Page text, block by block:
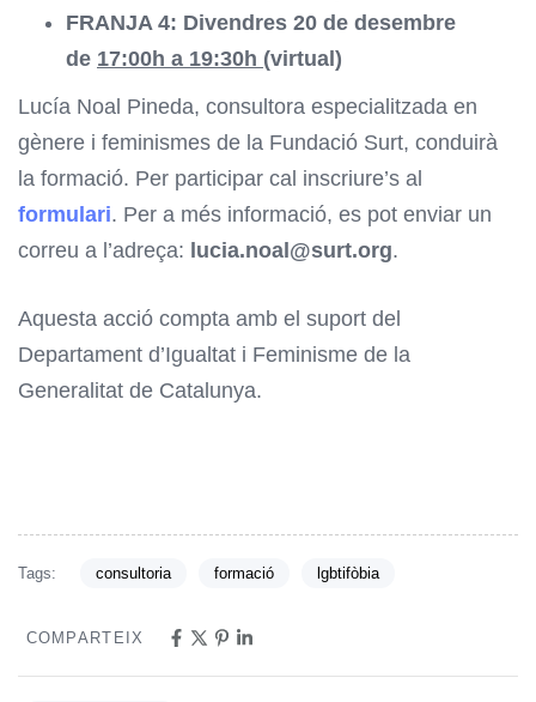
FRANJA 4: Divendres 20 de desembre
de 17:00h a 19:30h (virtual)
Lucía Noal Pineda, consultora especialitzada en
gènere i feminismes de la Fundació Surt, conduirà
la formació. Per participar cal inscriure’s al
formulari. Per a més informació, es pot enviar un
correu a l’adreça: lucia.noal@surt.org.
Aquesta acció compta amb el suport del
Departament d’Igualtat i Feminisme de la
Generalitat de Catalunya.
Tags: consultoria formació lgbtifòbia
COMPARTEIX